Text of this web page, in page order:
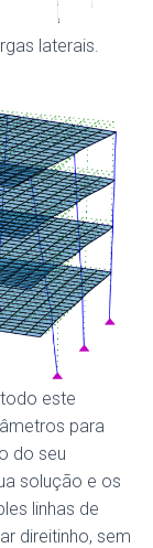
laterais.
este
para
do seu
solução e os
linhas de
direitinho, sem